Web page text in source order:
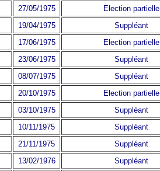
27/05/1975
Election partielle
19/04/1975
Suppléant
17/06/1975
Election partielle
23/06/1975
Suppléant
08/07/1975
Suppléant
20/10/1975
Election partielle
03/10/1975
Suppléant
10/11/1975
Suppléant
21/11/1975
Suppléant
13/02/1976
Suppléant